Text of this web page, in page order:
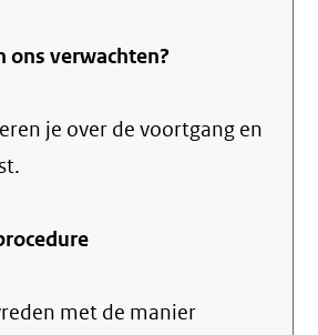
ons verwachten?
je over de voortgang en
met de manier